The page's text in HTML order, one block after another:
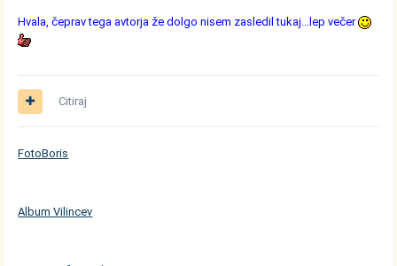
Hvala, čeprav tega avtorja že dolgo nisem zasledil tukaj...lep večer
Citiraj
FotoBoris
Album Vilincev